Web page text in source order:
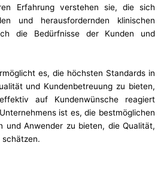
Erfahrung verstehen sie, die sich
und herausfordernden klinischen
die Bedürfnisse der Kunden und
es, die höchsten Standards in
und Kundenbetreuung zu bieten,
auf Kundenwünsche reagiert
ist es, die bestmöglichen
und Anwender zu bieten, die Qualität,
schätzen.